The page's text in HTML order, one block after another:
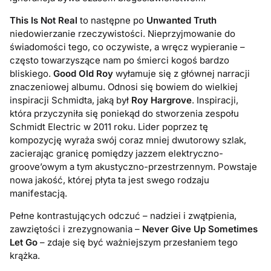
This Is Not Real to następne po Unwanted Truth
niedowierzanie rzeczywistości. Nieprzyjmowanie do
świadomości tego, co oczywiste, a wręcz wypieranie –
często towarzyszące nam po śmierci kogoś bardzo
bliskiego.Good Old Roy wyłamuje się z głównej narracji
znaczeniowej albumu. Odnosi się bowiem do wielkiej
inspiracji Schmidta, jaką był Roy Hargrove. Inspiracji,
która przyczyniła się poniekąd do stworzenia zespołu
Schmidt Electric w 2011 roku. Lider poprzez tę
kompozycję wyraża swój coraz mniej dwutorowy szlak,
zacierając granicę pomiędzy jazzem elektryczno-
groove’owym a tym akustyczno-przestrzennym. Powstaje
nowa jakość, której płyta ta jest swego rodzaju
manifestacją.
Pełne kontrastujących odczuć – nadziei i zwątpienia,
zawziętości i zrezygnowania – Never Give Up Sometimes
Let Go – zdaje się być ważniejszym przesłaniem tego
krążka.